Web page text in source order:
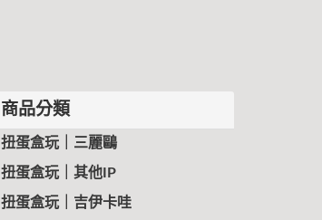
商品分類
扭蛋盒玩｜三麗鷗
扭蛋盒玩｜其他IP
扭蛋盒玩｜吉伊卡哇